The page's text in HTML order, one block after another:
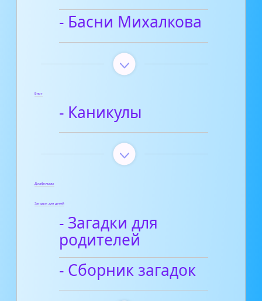
- Басни Михалкова
Блог
- Каникулы
Диафильмы
Загадки для детей
- Загадки для
родителей
- Сборник загадок